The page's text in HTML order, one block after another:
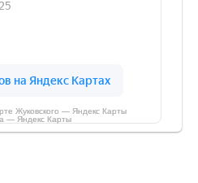
Жуковского — Яндекс Карты
— Яндекс Карты